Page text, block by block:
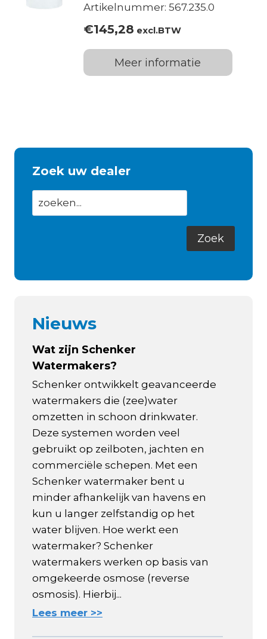
Artikelnummer: 567.235.0
€145,28 excl.BTW
Meer informatie
Zoek uw dealer
Nieuws
Wat zijn Schenker
Watermakers?
Schenker ontwikkelt geavanceerde
watermakers die (zee)water
omzetten in schoon drinkwater.
Deze systemen worden veel
gebruikt op zeilboten, jachten en
commerciële schepen. Met een
Schenker watermaker bent u
minder afhankelijk van havens en
kun u langer zelfstandig op het
water blijven. Hoe werkt een
watermaker? Schenker
watermakers werken op basis van
omgekeerde osmose (reverse
osmosis). Hierbij...
Lees meer >>